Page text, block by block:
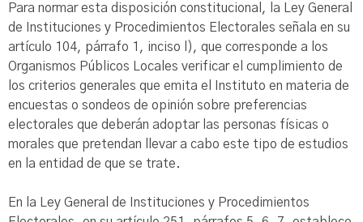
Para normar esta disposición constitucional, la Ley General
de Instituciones y Procedimientos Electorales señala en su
artículo 104, párrafo 1, inciso l), que corresponde a los
Organismos Públicos Locales verificar el cumplimiento de
los criterios generales que emita el Instituto en materia de
encuestas o sondeos de opinión sobre preferencias
electorales que deberán adoptar las personas físicas o
morales que pretendan llevar a cabo este tipo de estudios
en la entidad de que se trate.
En la Ley General de Instituciones y Procedimientos